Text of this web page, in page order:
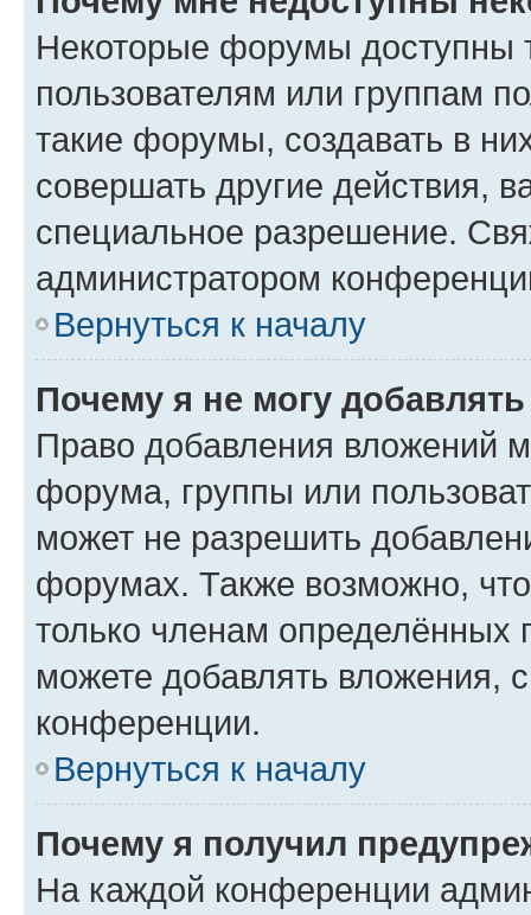
Некоторые форумы доступны
пользователям или группам
такие форумы, создавать в
совершать другие действия,
специальное разрешение.
администратором
Вернуться к началу
Почему я не могу
Право добавления вложений
форума, группы или
может не разрешить
форумах. Также возможно,
только членам определённых
можете добавлять вложения,
конференции.
Вернуться к началу
Почему я получил
На каждой конференции